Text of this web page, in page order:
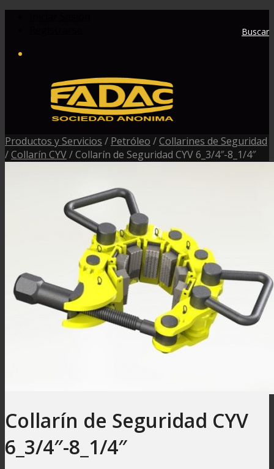
Buscar
Productos y Servicios / Petróleo /Collarines de Seguridad
/Collarín CYV/Collarín de Seguridad CYV 6_3/4″-8_1/4″
Collarín de Seguridad CYV
6_3/4″-8_1/4″